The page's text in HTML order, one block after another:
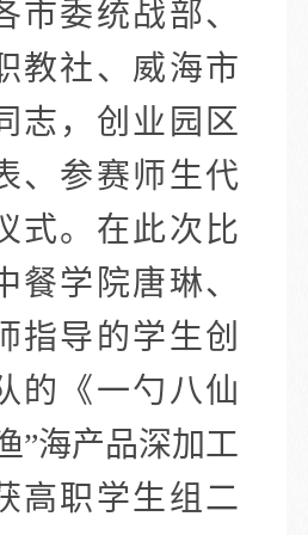
市委统战部、
教社、威海市
志，创业园区
、参赛师生代
式。在此次比
餐学院唐琳、
指导的学生创
的《一勺八仙
”海产品深加工
高职学生组二